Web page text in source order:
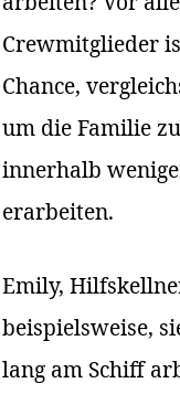
Crewmitglieder
Chance,
um die Familie
innerhalb
erarbeiten.
Emily,
beispielsweise,
lang am Schiff